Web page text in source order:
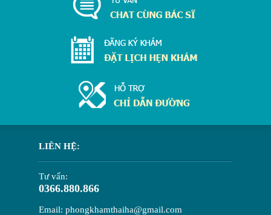
LIÊN HỆ:
Tư vấn:
0366.880.866
Email: phongkhamthaiha@gmail.com